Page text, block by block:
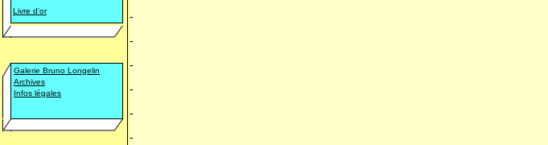
Livre d'or
Galerie Bruno Longelin
Archives
Infos légales
-
-
-
-
-
-